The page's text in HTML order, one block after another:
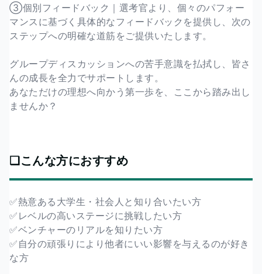
③個別フィードバック｜選考官より、個々のパフォー
マンスに基づく具体的なフィードバックを提供し、次の
ステップへの明確な道筋をご提供いたします。
グループディスカッションへの苦手意識を払拭し、皆さ
んの成長を全力でサポートします。
あなただけの理想へ向かう第一歩を、ここから踏み出し
ませんか？
❏こんな方におすすめ
✅熱意ある大学生・社会人と知り合いたい方
✅レベルの高いステージに挑戦したい方
✅ベンチャーのリアルを知りたい方
✅自分の頑張りにより他者にいい影響を与えるのが好き
な方